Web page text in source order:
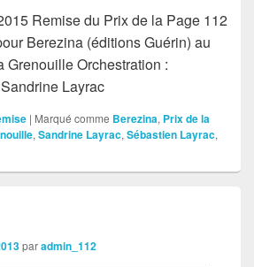
Remise du Prix de la Page 112
Berezina (éditions Guérin) au
Grenouille Orchestration :
Layrac
| Marqué comme Berezina, Prix de la
, Sandrine Layrac, Sébastien Layrac,
paradmin_112